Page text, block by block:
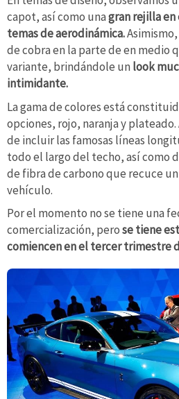
capot, así como unagran rejilla
temas de aerodinámica.
de cobra en la parte de en medio
variante, brindándole un look
intimidante.
La gama de colores está
opciones, rojo, naranja y
de incluir las famosas líneas
todo el largo del techo, así como
de fibra de carbono que recuce
vehículo.
Por el momento no se tiene una
comercialización, perose tiene
comiencen en el tercer trimestre